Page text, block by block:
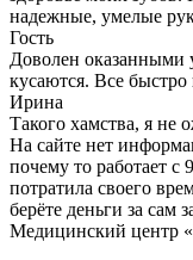
надежные, умелые
Гость
Доволен оказанными
кусаются. Все быстро
Ирина
Такого хамства, я не
На сайте нет
почему то работает
потратила своего
берёте деньги за сам
Медицинский центр